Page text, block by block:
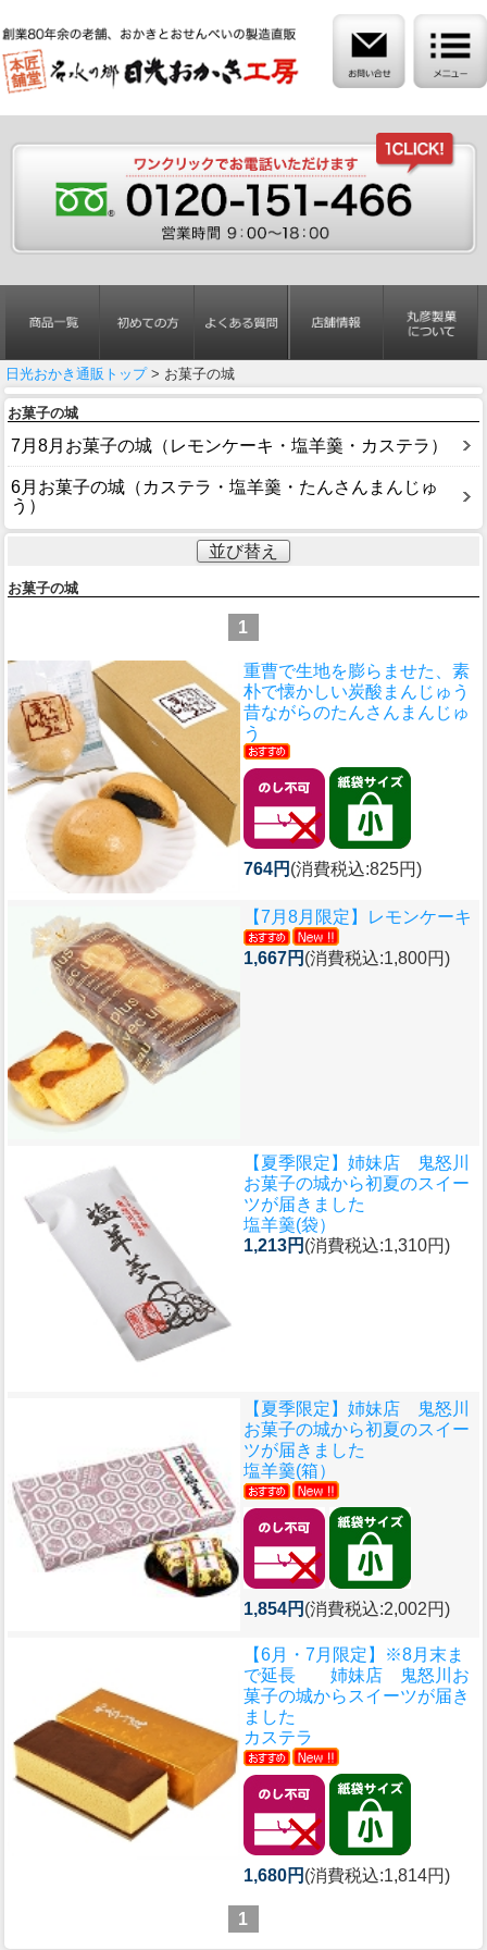
日光おかき通販トップ> お菓子の城
お菓子の城
7月8月お菓子の城（レモンケーキ・塩羊羹・カステラ）
6月お菓子の城（カステラ・塩羊羹・たんさんまんじゅ
う）
並び替え
お菓子の城
1
重曹で生地を膨らませた、素
朴で懐かしい炭酸まんじゅう
昔ながらのたんさんまんじゅ
う
764円 (消費税込:825円)
【7月8月限定】 レモンケーキ
1,667円 (消費税込:1,800円)
【夏季限定】姉妹店 鬼怒川
お菓子の城から初夏のスイー
ツが届きました
塩羊羹(袋）
1,213円 (消費税込:1,310円)
【夏季限定】姉妹店 鬼怒川
お菓子の城から初夏のスイー
ツが届きました
塩羊羹(箱）
1,854円 (消費税込:2,002円)
【6月・7月限定】※8月末ま
で延長 姉妹店 鬼怒川お
菓子の城からスイーツが届き
ました
カステラ
1,680円 (消費税込:1,814円)
1